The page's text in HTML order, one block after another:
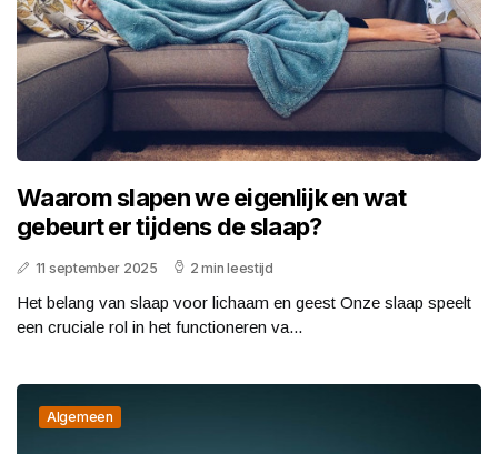
Waarom slapen we eigenlijk en wat
gebeurt er tijdens de slaap?
11 september 2025 2 min leestijd
Het belang van slaap voor lichaam en geest Onze slaap speelt
een cruciale rol in het functioneren va...
Algemeen